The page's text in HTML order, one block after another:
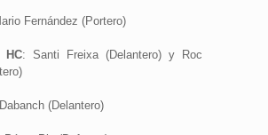
Fernández (Portero)
HC: Santi Freixa (Delantero) y Roc
(Delantero)